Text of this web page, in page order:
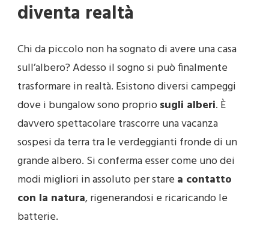
diventa realtà
Chi da piccolo non ha sognato di avere una casa
sull’albero? Adesso il sogno si può finalmente
trasformare in realtà. Esistono diversi campeggi
dove i bungalow sono propriosugli alberi. È
davvero spettacolare trascorre una vacanza
sospesi da terra tra le verdeggianti fronde di un
grande albero. Si conferma esser come uno dei
modi migliori in assoluto per stare a contatto
con la natura, rigenerandosi e ricaricando le
batterie.